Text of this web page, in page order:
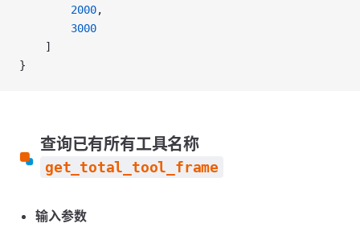
        2000
,
        3000
    ]
}
查询已有所有工具名称
get_total_tool_frame
输入参数